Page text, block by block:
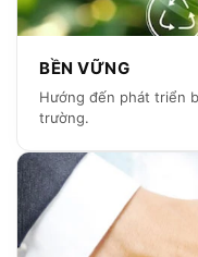
BỀN VỮNG
Hướng đến phát triển
trường.